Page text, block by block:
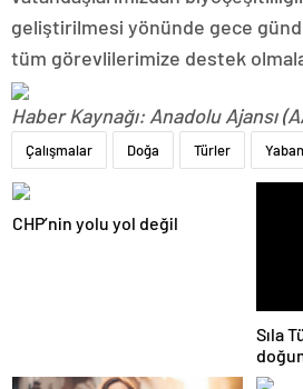
geliştirilmesi yönünde gece
tüm görevlilerimize destek
Haber Kaynağı: Anadolu Ajansı
Çalışmalar Doğa Türler Yaban
CHP’nin yolu yol değil
Sıla